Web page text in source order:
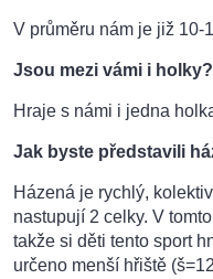
V průměru nám je již 10-
Jsou mezi vámi i holky?
Hraje s námi i jedna
Jak byste představili
Házená je rychlý,
nastupují 2 celky. V
takže si děti tento sport
určeno menší hřiště